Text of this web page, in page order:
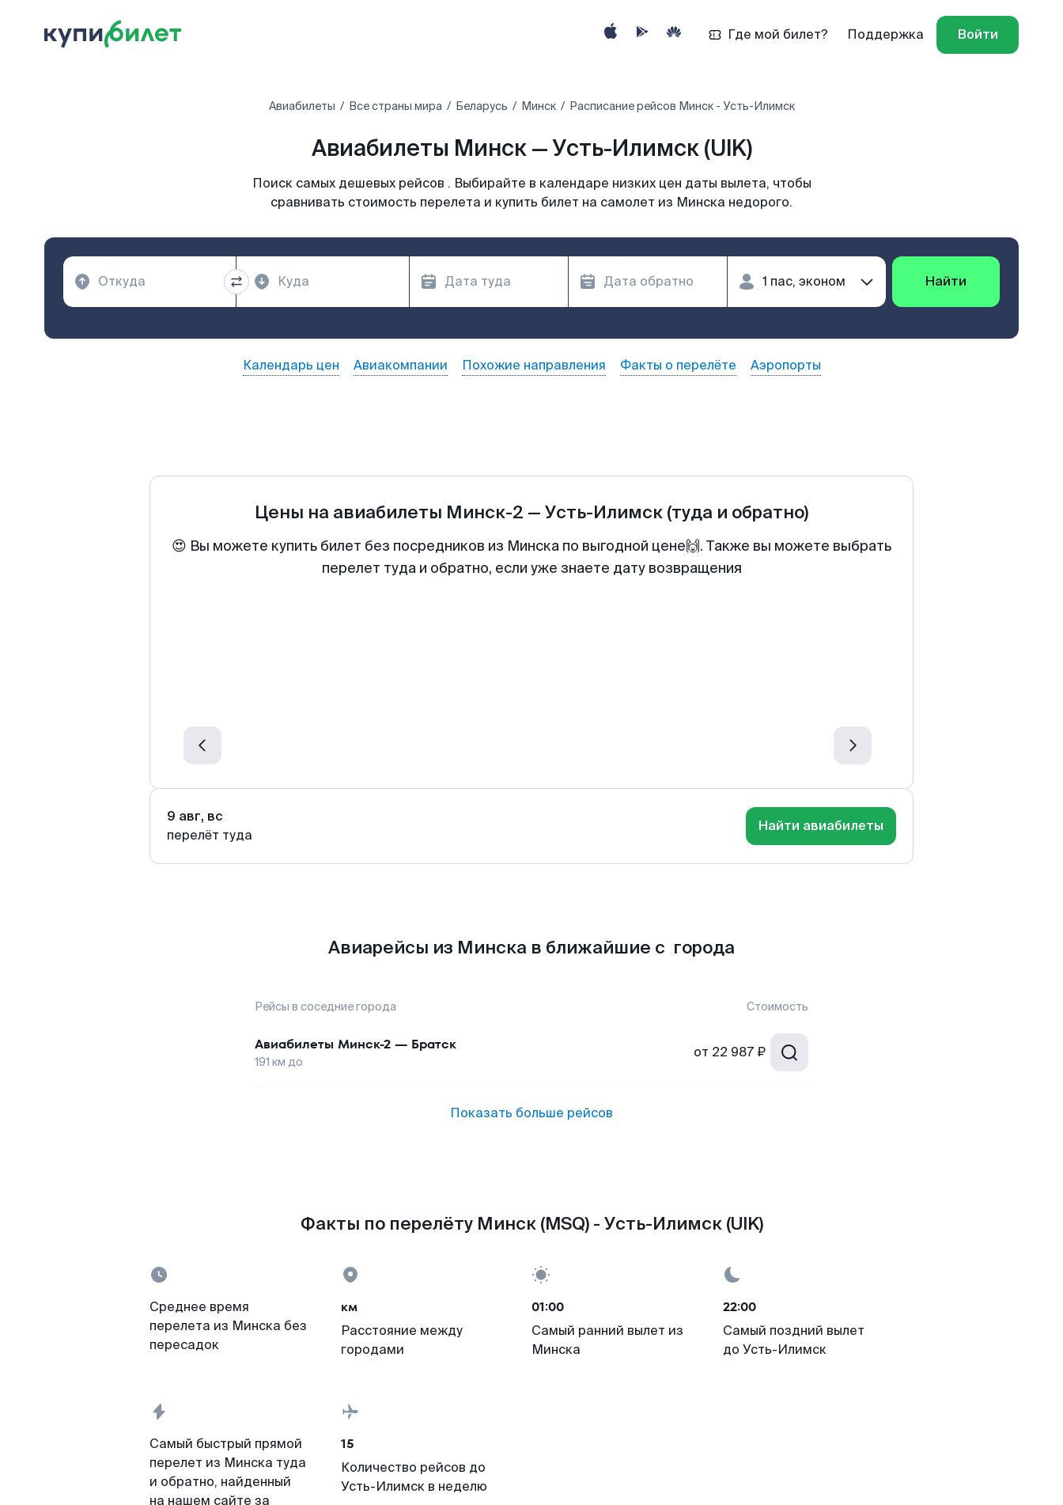
Где мой билет? Поддержка Войти
Авиабилеты Все страны мира Беларусь Минск Расписание рейсов Минск - Усть-Илимск
Авиабилеты Минск — Усть-Илимск (UIK)
Поиск самых дешевых рейсов . Выбирайте в календаре низких цен даты вылета, чтобы
сравнивать стоимость перелета и купить билет на самолет из Минска недорого.
Найти
Календарь цен Авиакомпании Похожие направления Факты о перелёте Аэропорты
Цены на авиабилеты Минск-2 — Усть-Илимск (туда и обратно)
😍 Вы можете купить билет без посредников из Минска по выгодной цене🙌. Также вы можете выбрать
перелет туда и обратно, если уже знаете дату возвращения
9 авг, вс
перелёт туда
Найти авиабилеты
Авиарейсы из Минска в ближайшие с города
Рейсы в соседние города Стоимость
Авиабилеты Минск-2 — Братск
191 км до
от 22 987 ₽
Показать больше рейсов
Факты по перелёту Минск (MSQ) - Усть-Илимск (UIK)
Среднее время
перелета из Минска без
пересадок
км
Расстояние между
городами
01:00
Самый ранний вылет из
Минска
22:00
Самый поздний вылет
до Усть-Илимск
Самый быстрый прямой
перелет из Минска туда
и обратно, найденный
на нашем сайте за
15
Количество рейсов до
Усть-Илимск в неделю